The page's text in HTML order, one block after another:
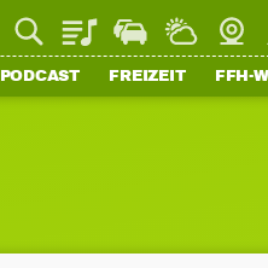
PlaylistStaupilotWetter
PODCAST FREIZEIT FFH-